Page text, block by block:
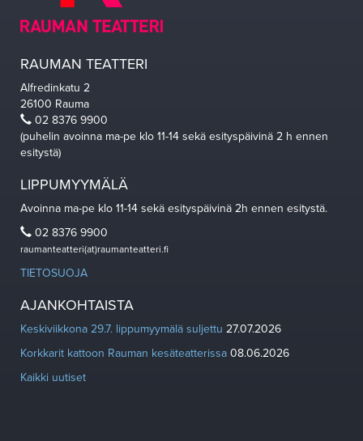
RAUMAN TEATTERI
Alfredinkatu 2
26100 Rauma
02 8376 9900
(puhelin avoinna ma-pe klo 11-14 sekä esityspäivinä 2 h ennen
esitystä)
LIPPUMYYMÄLÄ
Avoinna ma-pe klo 11-14 sekä esityspäivinä 2h ennen esitystä.
02 8376 9900
raumanteatteri(at)raumanteatteri.fi
TIETOSUOJA
AJANKOHTAISTA
Keskiviikkona 29.7. lippumyymälä suljettu 27.07.2026
Korkkarit kattoon Rauman kesäteatterissa 08.06.2026
Kaikki uutiset